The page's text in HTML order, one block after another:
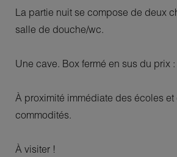
La partie nuit se compose de deux
salle de douche/wc.
Une cave. Box fermé en sus du prix
À proximité immédiate des écoles et
commodités.
À visiter !